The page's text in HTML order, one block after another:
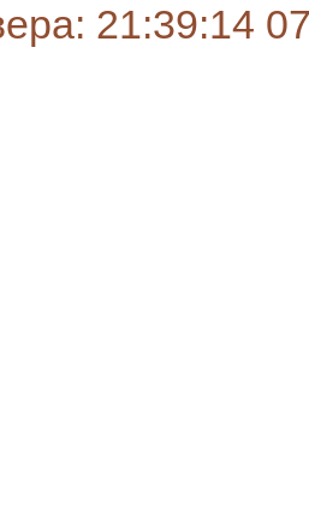
21:39:14